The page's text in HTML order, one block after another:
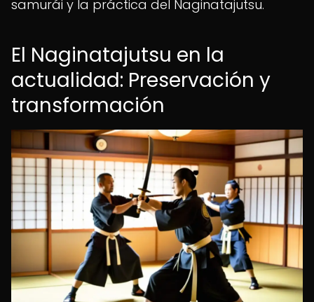
samurái y la práctica del Naginatajutsu.
El Naginatajutsu en la
actualidad: Preservación y
transformación